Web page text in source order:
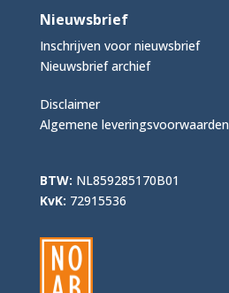
Nieuwsbrief
Inschrijven voor nieuwsbrief
Nieuwsbrief archief
Disclaimer
Algemene leveringsvoorwaarden
BTW: NL859285170B01
KvK: 72915536